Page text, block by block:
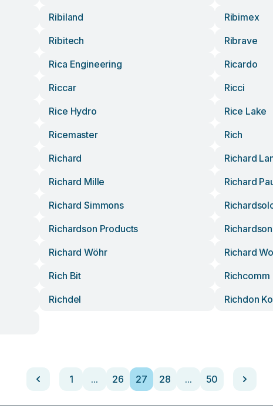
Ribiland
Ribimex
Ribitech
Ribrave
Rica Engineering
Ricardo
Riccar
Ricci
Rice Hydro
Rice Lake
Ricemaster
Rich
Richard
Richard
Richard Mille
Richard
Richard Simmons
Richardson Products
Richard Wöhr
Richard
Rich Bit
Richcomm
Richdel
Richdon
1 ... 26 27 28 ... 50